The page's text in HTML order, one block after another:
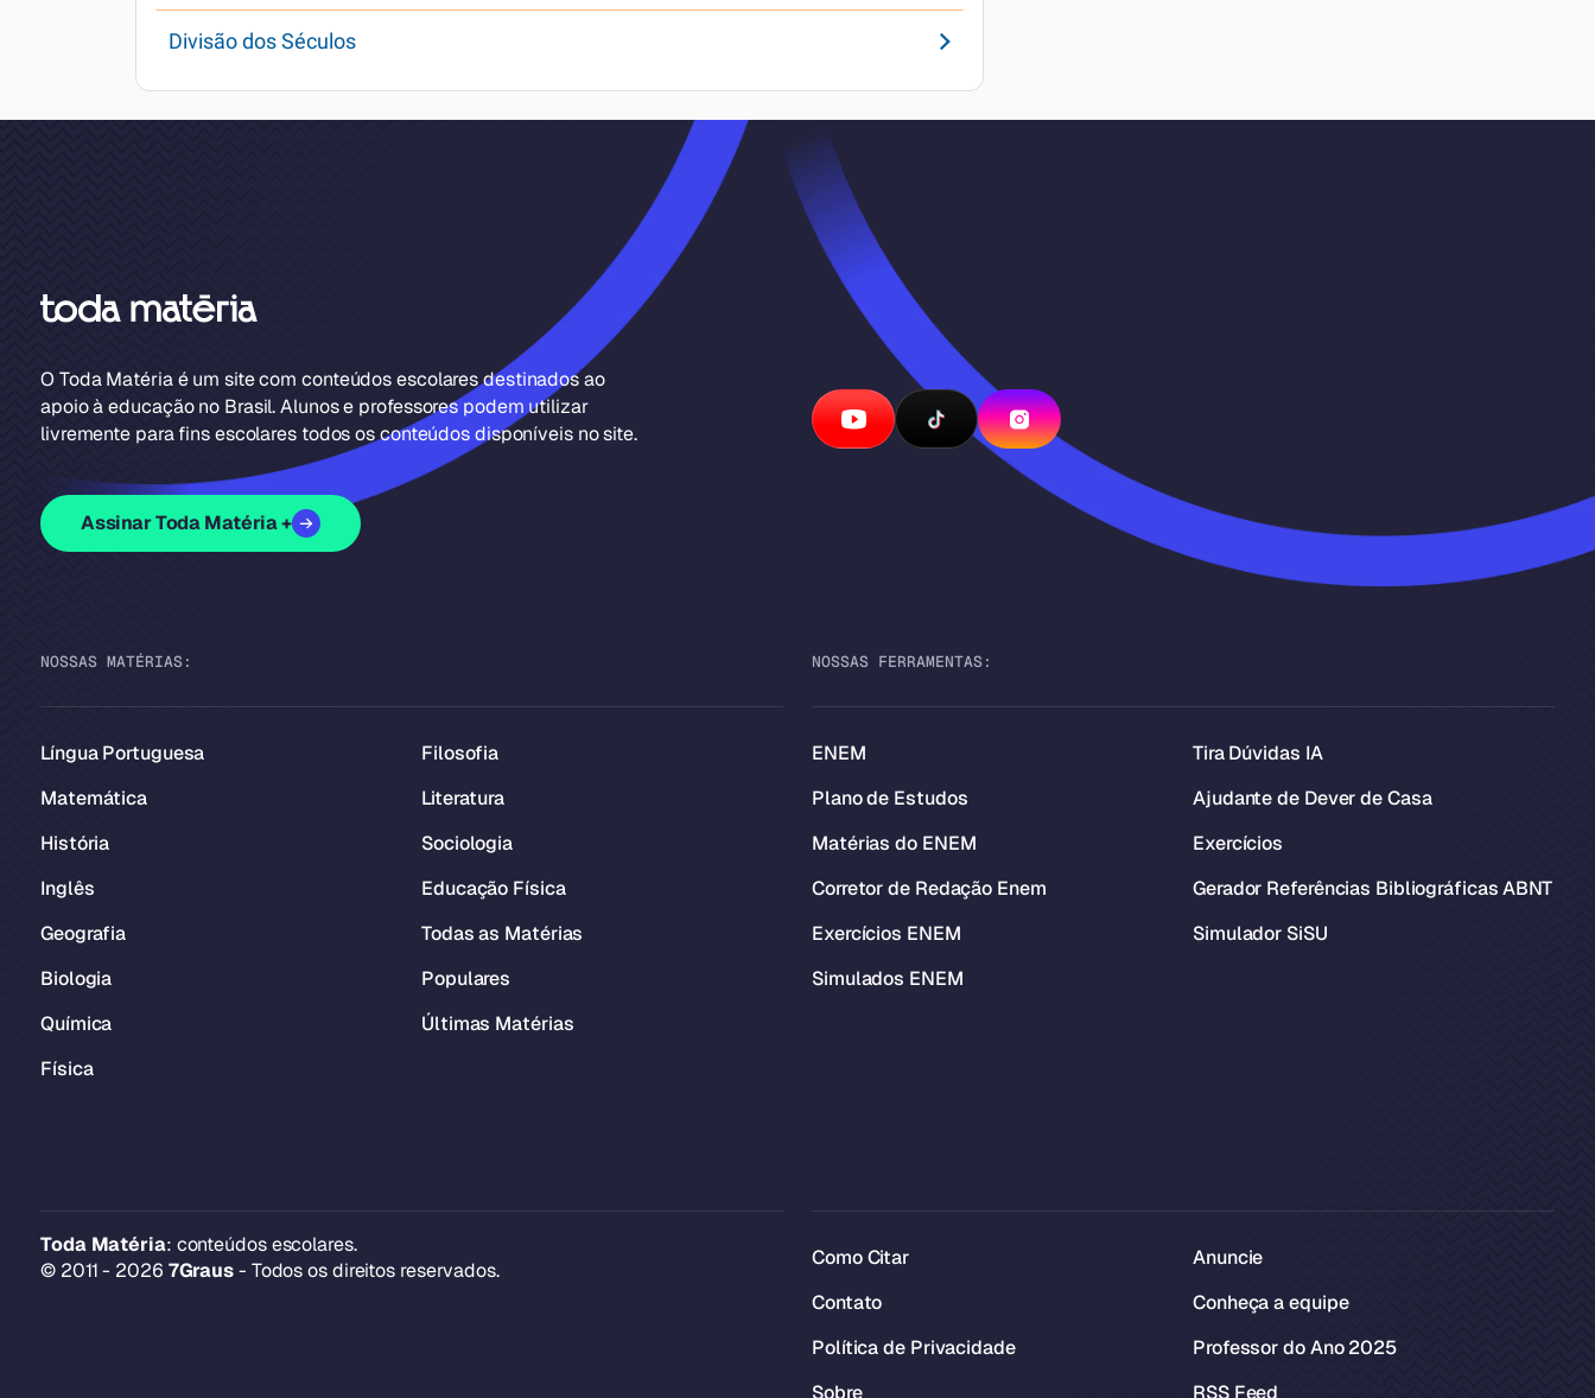
Divisão dos Séculos
O Toda Matéria é um site com conteúdos escolares destinados ao
apoio à educação no Brasil. Alunos e professores podem utilizar
livremente para fins escolares todos os conteúdos disponíveis no site.
Assinar Toda Matéria +
NOSSAS MATÉRIAS:
Língua Portuguesa
Matemática
História
Inglês
Geografia
Biologia
Química
Física
Filosofia
Literatura
Sociologia
Educação Física
Todas as Matérias
Populares
Últimas Matérias
NOSSAS FERRAMENTAS:
ENEM
Plano de Estudos
Matérias do ENEM
Corretor de Redação Enem
Exercícios ENEM
Simulados ENEM
Tira Dúvidas IA
Ajudante de Dever de Casa
Exercícios
Gerador Referências Bibliográficas ABNT
Simulador SiSU
Toda Matéria: conteúdos escolares.
© 2011 - 2026 7Graus- Todos os direitos reservados.
Como Citar
Contato
Política de Privacidade
Sobre
Anuncie
Conheça a equipe
Professor do Ano 2025
RSS Feed